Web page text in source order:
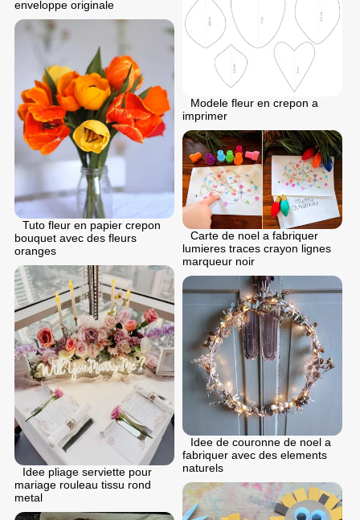
enveloppe originale
Modele fleur en crepon a
imprimer
Tuto fleur en papier crepon
bouquet avec des fleurs
oranges
Carte de noel a fabriquer
lumieres traces crayon lignes
marqueur noir
Idee pliage serviette pour
mariage rouleau tissu rond
metal
Idee de couronne de noel a
fabriquer avec des elements
naturels